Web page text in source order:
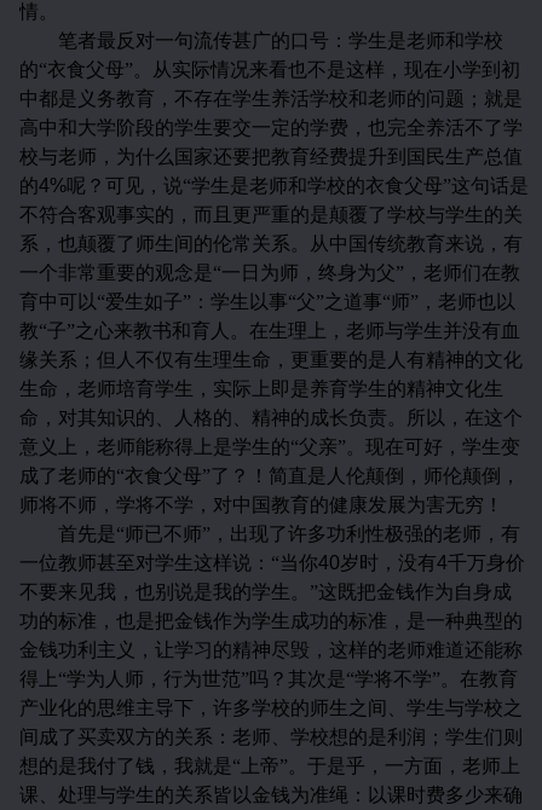
情。
笔者最反对一句流传甚广的口号：学生是老师和学校
的“衣食父母”。从实际情况来看也不是这样，现在小学到初
中都是义务教育，不存在学生养活学校和老师的问题；就是
高中和大学阶段的学生要交一定的学费，也完全养活不了学
校与老师，为什么国家还要把教育经费提升到国民生产总值
的4%呢？可见，说“学生是老师和学校的衣食父母”这句话是
不符合客观事实的，而且更严重的是颠覆了学校与学生的关
系，也颠覆了师生间的伦常关系。从中国传统教育来说，有
一个非常重要的观念是“一日为师，终身为父”，老师们在教
育中可以“爱生如子”：学生以事“父”之道事“师”，老师也以
教“子”之心来教书和育人。在生理上，老师与学生并没有血
缘关系；但人不仅有生理生命，更重要的是人有精神的文化
生命，老师培育学生，实际上即是养育学生的精神文化生
命，对其知识的、人格的、精神的成长负责。所以，在这个
意义上，老师能称得上是学生的“父亲”。现在可好，学生变
成了老师的“衣食父母”了？！简直是人伦颠倒，师伦颠倒，
师将不师，学将不学，对中国教育的健康发展为害无穷！
首先是“师已不师”，出现了许多功利性极强的老师，有
一位教师甚至对学生这样说：“当你40岁时，没有4千万身价
不要来见我，也别说是我的学生。”这既把金钱作为自身成
功的标准，也是把金钱作为学生成功的标准，是一种典型的
金钱功利主义，让学习的精神尽毁，这样的老师难道还能称
得上“学为人师，行为世范”吗？其次是“学将不学”。在教育
产业化的思维主导下，许多学校的师生之间、学生与学校之
间成了买卖双方的关系：老师、学校想的是利润；学生们则
想的是我付了钱，我就是“上帝”。于是乎，一方面，老师上
课、处理与学生的关系皆以金钱为准绳：以课时费多少来确